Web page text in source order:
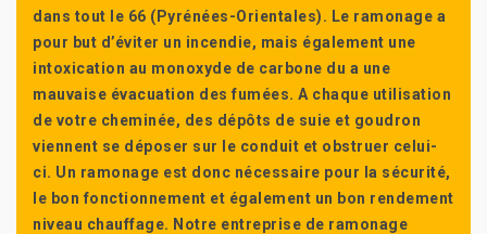
dans tout le 66 (Pyrénées-Orientales). Le ramonage a
pour but d’éviter un incendie, mais également une
intoxication au monoxyde de carbone du a une
mauvaise évacuation des fumées. A chaque utilisation
de votre cheminée, des dépôts de suie et goudron
viennent se déposer sur le conduit et obstruer celui-
ci. Un ramonage est donc nécessaire pour la sécurité,
le bon fonctionnement et également un bon rendement
niveau chauffage. Notre entreprise de ramonage